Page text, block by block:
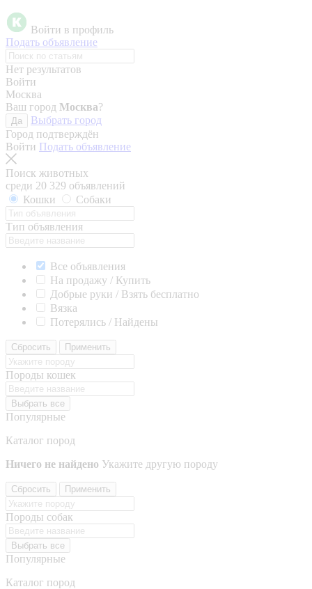
Войти в профиль
Подать объявление
Нет результатов
Войти
Москва
Ваш город Москва?
Да
Выбрать город
Город подтверждён
Войти Подать объявление
Поиск животных
среди 20 329 объявлений
Кошки
Собаки
Тип объявления
Все объявления
На продажу / Купить
Добрые руки / Взять бесплатно
Вязка
Потерялись / Найдены
Сбросить Применить
Породы кошек
Выбрать все
Популярные
Каталог пород
Ничего не найдено Укажите другую породу
Сбросить Применить
Породы собак
Выбрать все
Популярные
Каталог пород